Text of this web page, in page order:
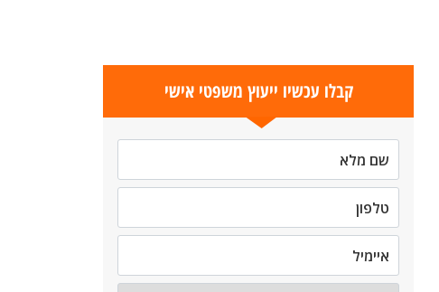
קבלו עכשיו ייעוץ משפטי אישי